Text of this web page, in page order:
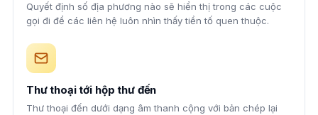
Quyết định số địa phương nào sẽ hiển thị trong các cuộc
gọi đi để các liên hệ luôn nhìn thấy tiền tố quen thuộc.
Thư thoại tới hộp thư đến
Thư thoại đến dưới dạng âm thanh cộng với bản chép lại